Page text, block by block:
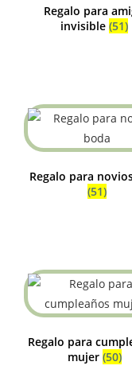
Regalo para
invisible (51)
Regalo para
(51)
Regalo para
mujer (50)